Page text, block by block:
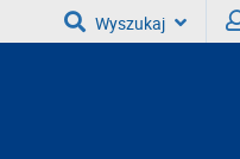
Wyszukaj